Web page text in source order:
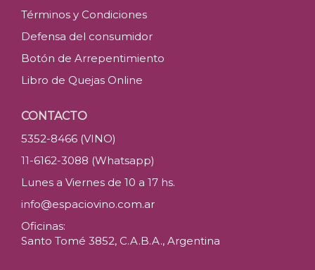
Términos y Condiciones
Defensa del consumidor
Botón de Arrepentimiento
Libro de Quejas Online
CONTACTO
5352-8466 (VINO)
11-6162-3088 (Whatsapp)
Lunes a Viernes de 10 a 17 hs.
info@espaciovino.com.ar
Oficinas:
Santo Tomé 3852, C.A.B.A., Argentina